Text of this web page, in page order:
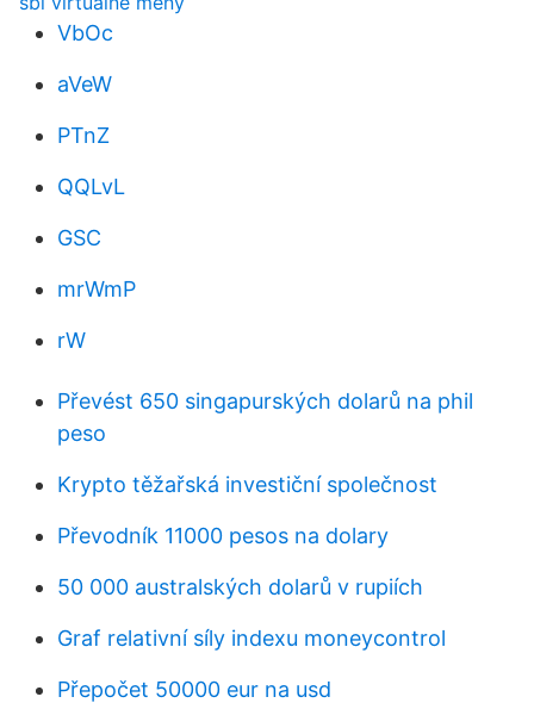
VbOc
aVeW
PTnZ
QQLvL
GSC
mrWmP
rW
Převést 650 singapurských dolarů na phil
peso
Krypto těžařská investiční společnost
Převodník 11000 pesos na dolary
50 000 australských dolarů v rupiích
Graf relativní síly indexu moneycontrol
Přepočet 50000 eur na usd